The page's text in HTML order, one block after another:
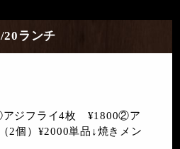
20ランチ
アジフライ4枚 ¥1800②ア
2個）¥2000単品↓焼きメン